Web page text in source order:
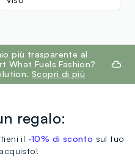
più trasparente al
What Fuels Fashion?
Scopri di più
regalo:
il -10% di sconto sul tuo